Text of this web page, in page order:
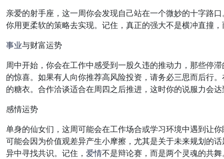
亲爱的射手座，这一周你会发现自己站在一个微妙的十字路
你用更柔软的策略去实现。记住，真正的强大不是横冲直撞
事业与财富运势
周中开始，你会在工作中感受到一股久违的推动力，那些停
的惊喜。如果有人向你推荐高风险投资，请务必三思而后
的糖衣。合作洽谈适合在周四之后推进，这时你的说服力会
感情运势
单身的仙女们，这周可能会在工作场合或学习环境中遇到让
可能会因为价值观差异产生小摩擦，尤其是关于未来规划的
异中寻找共识。记住， 爱情不是辩论赛，而是两个灵魂的共舞